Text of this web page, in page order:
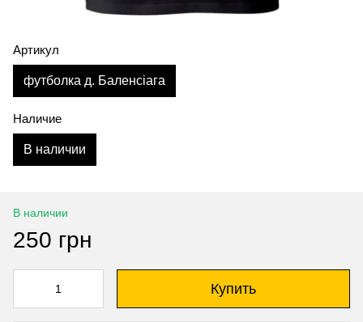
Артикул
футболка д. Баленсіага
Наличие
В наличии
В наличии
250 грн
Купить